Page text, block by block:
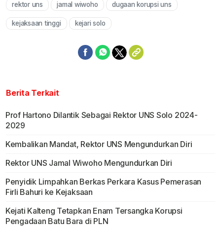
rektor uns jamal wiwoho dugaan korupsi uns
kejaksaan tinggi kejari solo
Berita Terkait
Prof Hartono Dilantik Sebagai Rektor UNS Solo 2024-
2029
Kembalikan Mandat, Rektor UNS Mengundurkan Diri
Rektor UNS Jamal Wiwoho Mengundurkan Diri
Penyidik Limpahkan Berkas Perkara Kasus Pemerasan
Firli Bahuri ke Kejaksaan
Kejati Kalteng Tetapkan Enam Tersangka Korupsi
Pengadaan Batu Bara di PLN